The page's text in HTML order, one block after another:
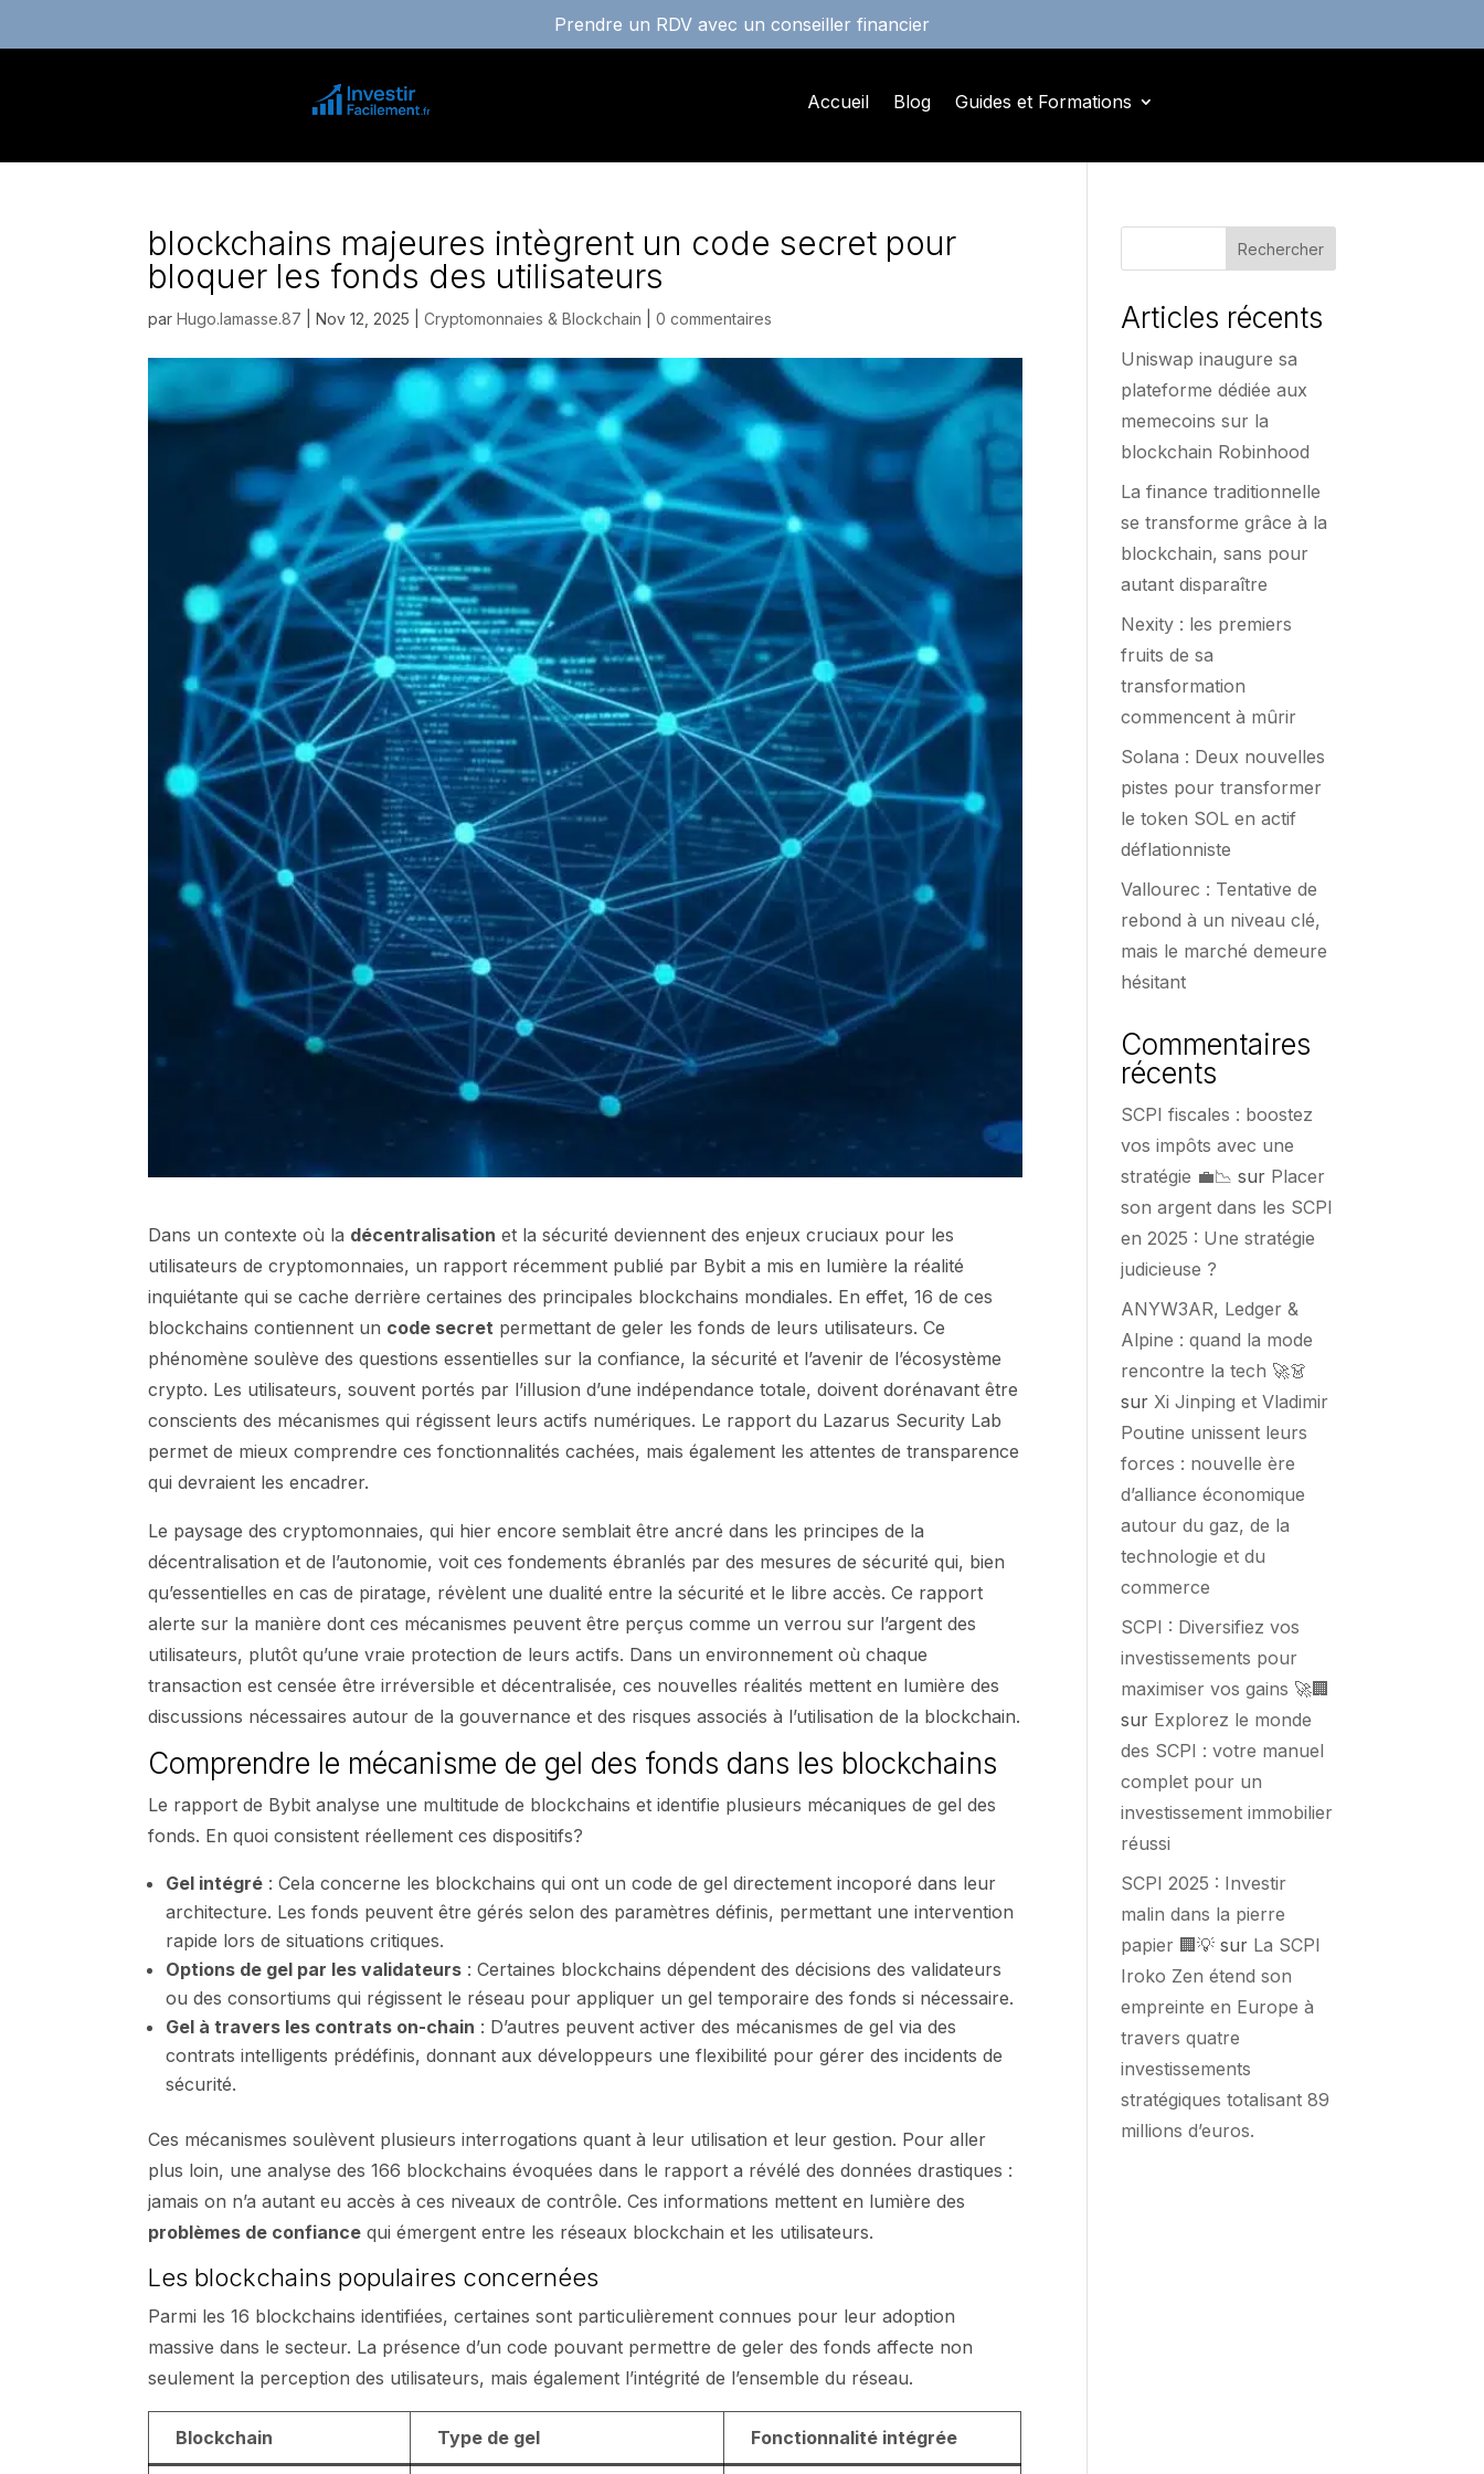
Prendre un RDV avec un conseiller financier
Accueil Blog Guides et Formations
blockchains majeures intègrent un code secret pour
bloquer les fonds des utilisateurs
parHugo.lamasse.87 |Nov 12, 2025 |Cryptomonnaies & Blockchain |0 commentaires
Dans un contexte où la décentralisation et la sécurité deviennent des enjeux cruciaux pour les
utilisateurs de cryptomonnaies, un rapport récemment publié par Bybit a mis en lumière la réalité
inquiétante qui se cache derrière certaines des principales blockchains mondiales. En effet, 16 de ces
blockchains contiennent un code secret permettant de geler les fonds de leurs utilisateurs. Ce
phénomène soulève des questions essentielles sur la confiance, la sécurité et l’avenir de l’écosystème
crypto. Les utilisateurs, souvent portés par l’illusion d’une indépendance totale, doivent dorénavant être
conscients des mécanismes qui régissent leurs actifs numériques. Le rapport du Lazarus Security Lab
permet de mieux comprendre ces fonctionnalités cachées, mais également les attentes de transparence
qui devraient les encadrer.
Le paysage des cryptomonnaies, qui hier encore semblait être ancré dans les principes de la
décentralisation et de l’autonomie, voit ces fondements ébranlés par des mesures de sécurité qui, bien
qu’essentielles en cas de piratage, révèlent une dualité entre la sécurité et le libre accès. Ce rapport
alerte sur la manière dont ces mécanismes peuvent être perçus comme un verrou sur l’argent des
utilisateurs, plutôt qu’une vraie protection de leurs actifs. Dans un environnement où chaque
transaction est censée être irréversible et décentralisée, ces nouvelles réalités mettent en lumière des
discussions nécessaires autour de la gouvernance et des risques associés à l’utilisation de la blockchain.
Comprendre le mécanisme de gel des fonds dans les blockchains
Le rapport de Bybit analyse une multitude de blockchains et identifie plusieurs mécaniques de gel des
fonds. En quoi consistent réellement ces dispositifs?
Gel intégré : Cela concerne les blockchains qui ont un code de gel directement incoporé dans leur
architecture. Les fonds peuvent être gérés selon des paramètres définis, permettant une intervention
rapide lors de situations critiques.
Options de gel par les validateurs : Certaines blockchains dépendent des décisions des validateurs
ou des consortiums qui régissent le réseau pour appliquer un gel temporaire des fonds si nécessaire.
Gel à travers les contrats on-chain : D’autres peuvent activer des mécanismes de gel via des
contrats intelligents prédéfinis, donnant aux développeurs une flexibilité pour gérer des incidents de
sécurité.
Ces mécanismes soulèvent plusieurs interrogations quant à leur utilisation et leur gestion. Pour aller
plus loin, une analyse des 166 blockchains évoquées dans le rapport a révélé des données drastiques :
jamais on n’a autant eu accès à ces niveaux de contrôle. Ces informations mettent en lumière des
problèmes de confiance qui émergent entre les réseaux blockchain et les utilisateurs.
Les blockchains populaires concernées
Parmi les 16 blockchains identifiées, certaines sont particulièrement connues pour leur adoption
massive dans le secteur. La présence d’un code pouvant permettre de geler des fonds affecte non
seulement la perception des utilisateurs, mais également l’intégrité de l’ensemble du réseau.
Blockchain Type de gel Fonctionnalité intégrée
Rechercher
Articles récents
Uniswap inaugure sa
plateforme dédiée aux
memecoins sur la
blockchain Robinhood
La finance traditionnelle
se transforme grâce à la
blockchain, sans pour
autant disparaître
Nexity : les premiers
fruits de sa
transformation
commencent à mûrir
Solana : Deux nouvelles
pistes pour transformer
le token SOL en actif
déflationniste
Vallourec : Tentative de
rebond à un niveau clé,
mais le marché demeure
hésitant
Commentaires
récents
SCPI fiscales : boostez
vos impôts avec une
stratégie 💼📉 sur Placer
son argent dans les SCPI
en 2025 : Une stratégie
judicieuse ?
ANYW3AR, Ledger &
Alpine : quand la mode
rencontre la tech 🚀👗
surXi Jinping et Vladimir
Poutine unissent leurs
forces : nouvelle ère
d’alliance économique
autour du gaz, de la
technologie et du
commerce
SCPI : Diversifiez vos
investissements pour
maximiser vos gains 🚀🏢
sur Explorez le monde
des SCPI : votre manuel
complet pour un
investissement immobilier
réussi
SCPI 2025 : Investir
malin dans la pierre
papier 🏢💡 sur La SCPI
Iroko Zen étend son
empreinte en Europe à
travers quatre
investissements
stratégiques totalisant 89
millions d’euros.